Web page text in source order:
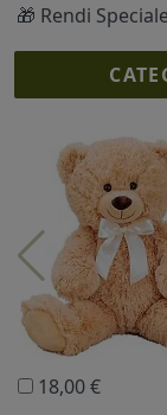
🎁 Rendi
I più scelti
Profumi
Trudi®
Regali
18,00 €